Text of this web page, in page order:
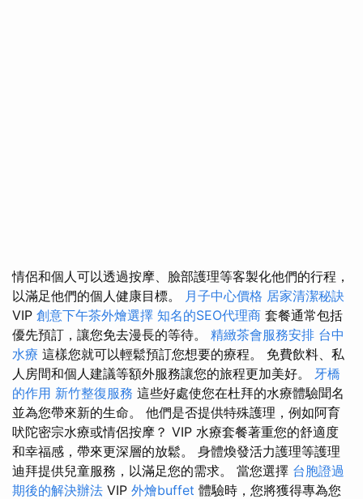
情侶和個人可以透過按摩、臉部護理等客製化他們的行程，
以滿足他們的個人健康目標。 月子中心價格 居家清潔秘訣
VIP 創意下午茶外燴選擇 知名的SEO代理商 套餐通常包括
優先預訂，讓您免去漫長的等待。 精緻茶會服務安排 台中
水療 這樣您就可以輕鬆預訂您想要的療程。 免費飲料、私
人房間和個人建議等額外服務讓您的旅程更加美好。 牙橋
的作用 新竹整復服務 這些好處使您在杜拜的水療體驗聞名
並為您帶來新的生命。 他們是否提供特殊護理，例如阿育
吠陀密宗水療或情侶按摩？ VIP 水療套餐著重您的舒適度
和幸福感，帶來更深層的放鬆。 身體煥發活力護理等護理
迪拜提供兒童服務，以滿足您的需求。 當您選擇 台胞證過
期後的解決辦法 VIP 外燴buffet 體驗時，您將獲得專為您